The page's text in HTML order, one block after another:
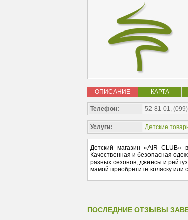
ОПИСАНИЕ КАРТА
Телефон: 52-81-01,
Услуги: Детские
Детский магазин «AIR
Качественная и безопасная
разных сезонов, джинсы и
мамой приобретите коляску или
ПОСЛЕДНИЕ ОТЗЫВЫ